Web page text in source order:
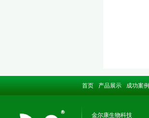
首页 产品展示 成功案例
金尔康生物科技